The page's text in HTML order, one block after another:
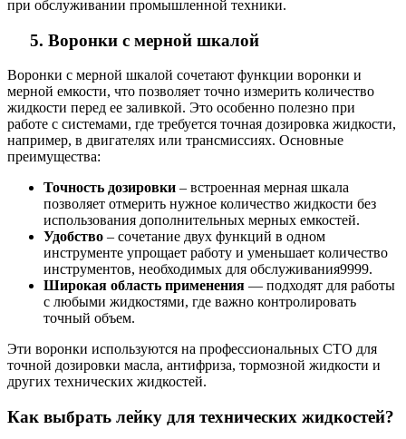
при обслуживании промышленной техники.
5. Воронки с мерной шкалой
Воронки с мерной шкалой сочетают функции воронки и
мерной емкости, что позволяет точно измерить количество
жидкости перед ее заливкой. Это особенно полезно при
работе с системами, где требуется точная дозировка жидкости,
например, в двигателях или трансмиссиях. Основные
преимущества:
Точность дозировки – встроенная мерная шкала
позволяет отмерить нужное количество жидкости без
использования дополнительных мерных емкостей.
Удобство – сочетание двух функций в одном
инструменте упрощает работу и уменьшает количество
инструментов, необходимых для обслуживания9999.
Широкая область применения — подходят для работы
с любыми жидкостями, где важно контролировать
точный объем.
Эти воронки используются на профессиональных СТО для
точной дозировки масла, антифриза, тормозной жидкости и
других технических жидкостей.
Как выбрать лейку для технических жидкостей?